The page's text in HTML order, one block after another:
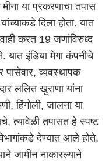
या प्रकरणाचा तपास
दिला होता. यात
करत 19 जणांविरुध्द
यात इंडिया मेगा कंपनीचे
व्यवस्थापक
ललित खुराणा यांना
हिंगोली, जालना या
त्यावेळी तपासत हे स्पष्ट
देण्यात आले होते,
जामीन नाकारल्याने